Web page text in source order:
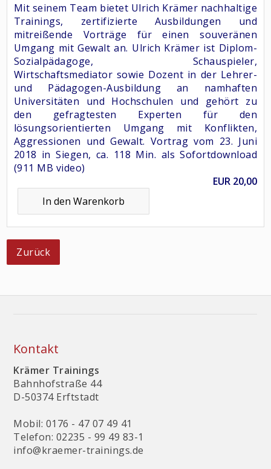
Mit seinem Team bietet Ulrich Krämer nachhaltige
Trainings, zertifizierte Ausbildungen und
mitreißende Vorträge für einen souveränen
Umgang mit Gewalt an. Ulrich Krämer ist Diplom-
Sozialpädagoge, Schauspieler,
Wirtschaftsmediator sowie Dozent in der Lehrer-
und Pädagogen-Ausbildung an namhaften
Universitäten und Hochschulen und gehört zu
den gefragtesten Experten für den
lösungsorientierten Umgang mit Konflikten,
Aggressionen und Gewalt. Vortrag vom 23. Juni
2018 in Siegen, ca. 118 Min. als Sofortdownload
(911 MB video)
EUR 20,00
Zurück
Kontakt
Krämer Trainings
Bahnhofstraße 44
D-50374 Erftstadt
Mobil: 0176 - 47 07 49 41
Telefon: 02235 - 99 49 83-1
info@kraemer-trainings.de